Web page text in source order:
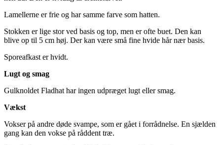
Lamellerne er frie og har samme farve som hatten.
Stokken er lige stor ved basis og top, men er ofte buet. Den kan
blive op til 5 cm høj. Der kan være små fine hvide hår nær basis.
Sporeafkast er hvidt.
Lugt og smag
Gulknoldet Fladhat har ingen udpræget lugt eller smag.
Vækst
Vokser på andre døde svampe, som er gået i forrådnelse. En sjælden
gang kan den vokse på råddent træ.